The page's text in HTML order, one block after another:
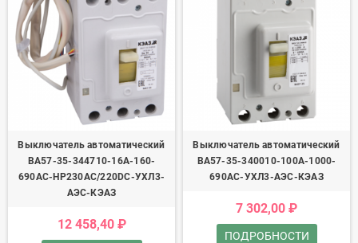
Выключатель автоматический
ВА57-35-344710-16А-160-
690AC-НР230AC/220DC-УХЛ3-
АЭС-КЭАЗ
12 458,40 ₽
Выключатель автоматический
ВА57-35-340010-100А-1000-
690AC-УХЛ3-АЭС-КЭАЗ
7 302,00 ₽
ПОДРОБНОСТИ